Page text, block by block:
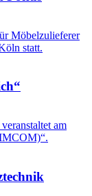
Möbelzulieferer
statt.
am